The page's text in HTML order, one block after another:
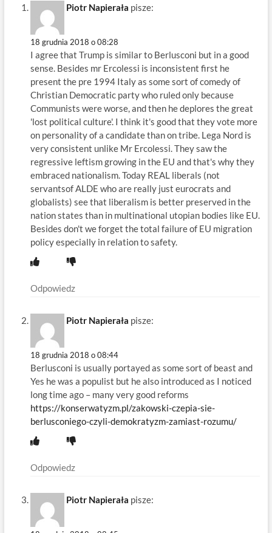
Piotr Napierała pisze:
18 grudnia 2018 o 08:28
I agree that Trump is similar to Berlusconi but in a good
sense. Besides mr Ercolessi is inconsistent first he
present the pre 1994 Italy as some sort of comedy of
Christian Democratic party who ruled only because
Communists were worse, and then he deplores the great
'lost political culture'. I think it's good that they vote more
on personality of a candidate than on tribe. Lega Nord is
very consistent unlike Mr Ercolessi. They saw the
regressive leftism growing in the EU and that's why they
embraced nationalism. Today REAL liberals (not
servantsof ALDE who are really just eurocrats and
globalists) see that liberalism is better preserved in the
nation states than in multinational utopian bodies like EU.
Besides don't we forget the total failure of EU migration
policy especially in relation to safety.
Odpowiedz
Piotr Napierała pisze:
18 grudnia 2018 o 08:44
Berlusconi is usually portayed as some sort of beast and
Yes he was a populist but he also introduced as I noticed
long time ago – many very good reforms
https://konserwatyzm.pl/zakowski-czepia-sie-
berlusconiego-czyli-demokratyzm-zamiast-rozumu/
Odpowiedz
Piotr Napierała pisze: